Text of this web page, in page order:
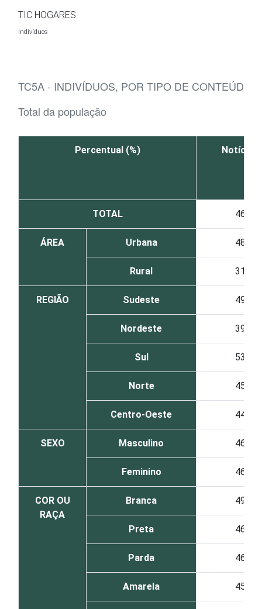
TIC HOGARES
Indivíduos
TC5A - INDIVÍDUOS, POR TIPO DE CONTEÚDO
Total da população
Percentual (%) Notícias
TOTAL 46
ÁREA Urbana 48
Rural 31
REGIÃO Sudeste 49
Nordeste 39
Sul 53
Norte 45
Centro-Oeste 44
SEXO Masculino 46
Feminino 46
COR OU
RAÇA
Branca 49
Preta 46
Parda 46
Amarela 45